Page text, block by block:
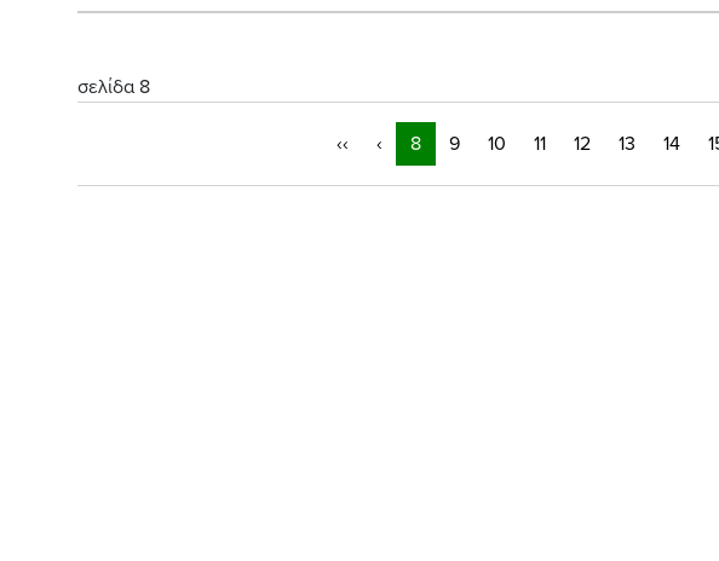
σελίδα 8
‹‹ ‹ 8 9 10 11 12 13 14